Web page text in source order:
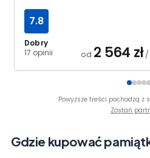
Dobry
17 opinii
7.8
od 2 564 zł/
Powyższe treści pochodzą z
Zostań
Gdzie kupować